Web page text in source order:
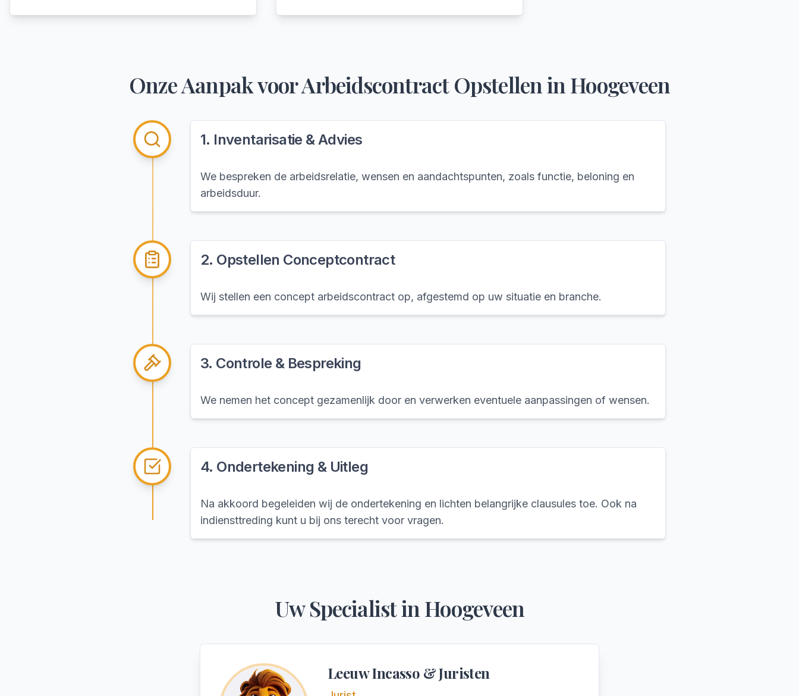
Onze Aanpak voorArbeidscontract Opstellenin Hoogeveen
1. Inventarisatie & Advies
We bespreken de arbeidsrelatie, wensen en aandachtspunten, zoals functie, beloning en
arbeidsduur.
2. Opstellen Conceptcontract
Wij stellen een concept arbeidscontract op, afgestemd op uw situatie en branche.
3. Controle & Bespreking
We nemen het concept gezamenlijk door en verwerken eventuele aanpassingen of wensen.
4. Ondertekening & Uitleg
Na akkoord begeleiden wij de ondertekening en lichten belangrijke clausules toe. Ook na
indiensttreding kunt u bij ons terecht voor vragen.
Uw Specialist in Hoogeveen
Leeuw Incasso & Juristen